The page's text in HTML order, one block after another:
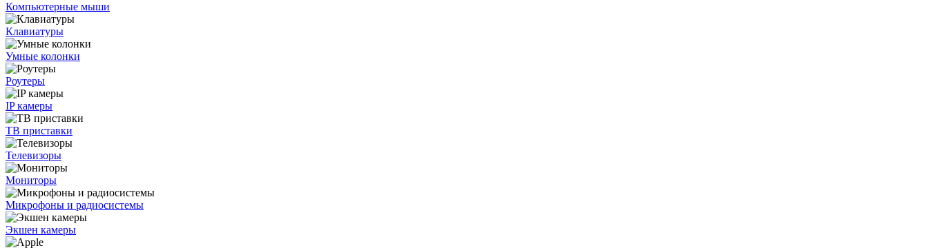
Компьютерные мыши
Клавиатуры
Умные колонки
Роутеры
IP камеры
ТВ приставки
Телевизоры
Мониторы
Микрофоны и радиосистемы
Экшен камеры